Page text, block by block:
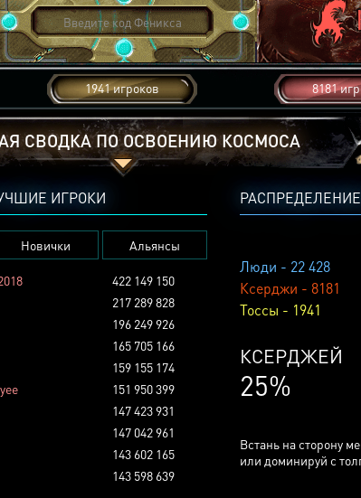
1941 игроков 8181
СВОДКА ПО ОСВОЕНИЮ КОСМОСА
Люди - 22 428
Ксерджи - 8181
Тоссы - 1941
КСЕРДЖЕЙ
25%
Встань на сторону
или доминируй с
ИГРОКИ
Новички Альянсы
422 149 150
217 289 828
196 249 926
165 705 166
159 155 174
151 950 399
147 423 931
147 042 961
143 602 165
143 598 639